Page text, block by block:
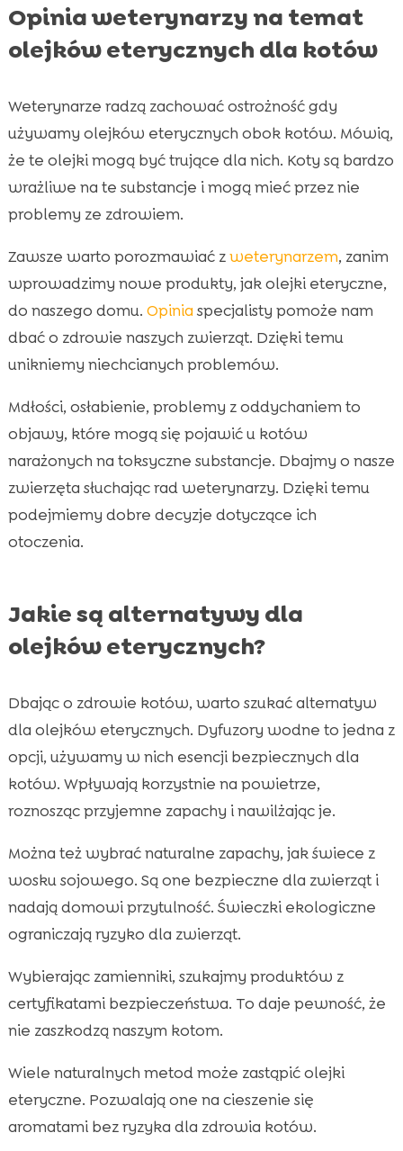
Opinia weterynarzy na temat
olejków eterycznych dla kotów
Weterynarze radzą zachować ostrożność gdy
używamy olejków eterycznych obok kotów. Mówią,
że te olejki mogą być trujące dla nich. Koty są bardzo
wrażliwe na te substancje i mogą mieć przez nie
problemy ze zdrowiem.
Zawsze warto porozmawiać zweterynarzem, zanim
wprowadzimy nowe produkty, jak olejki eteryczne,
do naszego domu. Opinia specjalisty pomoże nam
dbać o zdrowie naszych zwierząt. Dzięki temu
unikniemy niechcianych problemów.
Mdłości, osłabienie, problemy z oddychaniem to
objawy, które mogą się pojawić u kotów
narażonych na toksyczne substancje. Dbajmy o nasze
zwierzęta słuchając rad weterynarzy. Dzięki temu
podejmiemy dobre decyzje dotyczące ich
otoczenia.
Jakie są alternatywy dla
olejków eterycznych?
Dbając o zdrowie kotów, warto szukać alternatyw
dla olejków eterycznych. Dyfuzory wodne to jedna z
opcji, używamy w nich esencji bezpiecznych dla
kotów. Wpływają korzystnie na powietrze,
roznosząc przyjemne zapachy i nawilżając je.
Można też wybrać naturalne zapachy, jak świece z
wosku sojowego. Są one bezpieczne dla zwierząt i
nadają domowi przytulność. Świeczki ekologiczne
ograniczają ryzyko dla zwierząt.
Wybierając zamienniki, szukajmy produktów z
certyfikatami bezpieczeństwa. To daje pewność, że
nie zaszkodzą naszym kotom.
Wiele naturalnych metod może zastąpić olejki
eteryczne. Pozwalają one na cieszenie się
aromatami bez ryzyka dla zdrowia kotów.